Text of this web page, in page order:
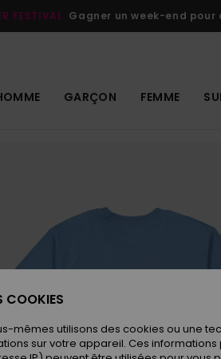
FESTIVAL Gagner un week-end pour
GARÇON FEMME
COOKIES
mêmes utilisons des cookies ou une
sur votre appareil. Ces